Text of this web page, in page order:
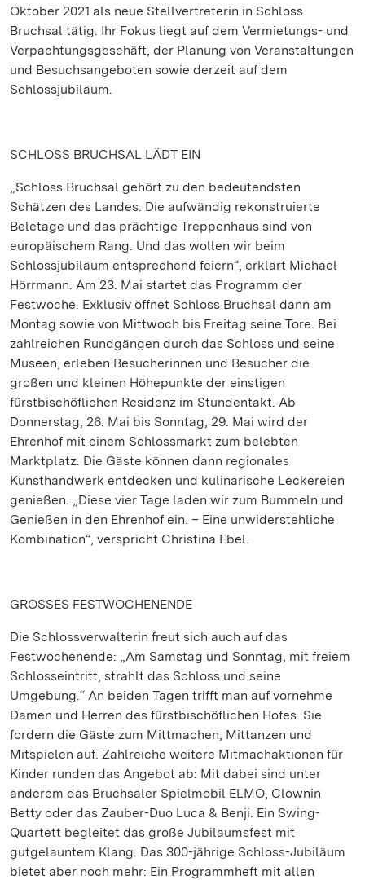
Oktober 2021 als neue Stellvertreterin in Schloss
Bruchsal tätig. Ihr Fokus liegt auf dem Vermietungs- und
Verpachtungsgeschäft, der Planung von Veranstaltungen
und Besuchsangeboten sowie derzeit auf dem
Schlossjubiläum.
SCHLOSS BRUCHSAL LÄDT EIN
„Schloss Bruchsal gehört zu den bedeutendsten
Schätzen des Landes. Die aufwändig rekonstruierte
Beletage und das prächtige Treppenhaus sind von
europäischem Rang. Und das wollen wir beim
Schlossjubiläum entsprechend feiern“, erklärt Michael
Hörrmann. Am 23. Mai startet das Programm der
Festwoche. Exklusiv öffnet Schloss Bruchsal dann am
Montag sowie von Mittwoch bis Freitag seine Tore. Bei
zahlreichen Rundgängen durch das Schloss und seine
Museen, erleben Besucherinnen und Besucher die
großen und kleinen Höhepunkte der einstigen
fürstbischöflichen Residenz im Stundentakt. Ab
Donnerstag, 26. Mai bis Sonntag, 29. Mai wird der
Ehrenhof mit einem Schlossmarkt zum belebten
Marktplatz. Die Gäste können dann regionales
Kunsthandwerk entdecken und kulinarische Leckereien
genießen. „Diese vier Tage laden wir zum Bummeln und
Genießen in den Ehrenhof ein. – Eine unwiderstehliche
Kombination“, verspricht Christina Ebel.
GROSSES FESTWOCHENENDE
Die Schlossverwalterin freut sich auch auf das
Festwochenende: „Am Samstag und Sonntag, mit freiem
Schlosseintritt, strahlt das Schloss und seine
Umgebung.“ An beiden Tagen trifft man auf vornehme
Damen und Herren des fürstbischöflichen Hofes. Sie
fordern die Gäste zum Mittmachen, Mittanzen und
Mitspielen auf. Zahlreiche weitere Mitmachaktionen für
Kinder runden das Angebot ab: Mit dabei sind unter
anderem das Bruchsaler Spielmobil ELMO, Clownin
Betty oder das Zauber-Duo Luca & Benji. Ein Swing-
Quartett begleitet das große Jubiläumsfest mit
gutgelauntem Klang. Das 300-jährige Schloss-Jubiläum
bietet aber noch mehr: Ein Programmheft mit allen